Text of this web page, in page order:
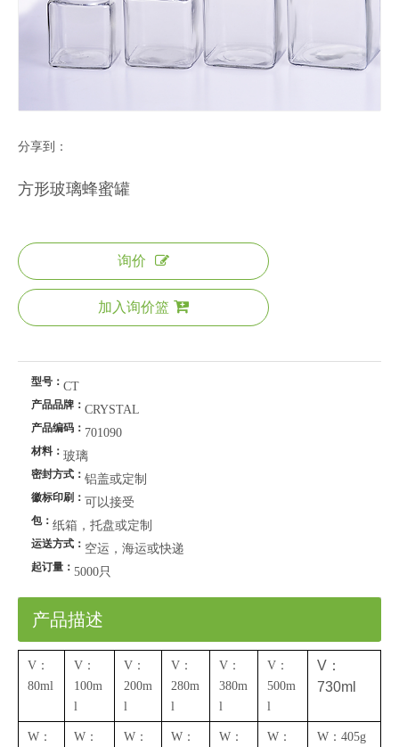
分享到：
方形玻璃蜂蜜罐
询价
加入询价篮
型号： CT
产品品牌： CRYSTAL
产品编码： 701090
材料： 玻璃
密封方式： 铝盖或定制
徽标印刷： 可以接受
包： 纸箱，托盘或定制
运送方式： 空运，海运或快递
起订量： 5000只
产品描述
V：
80ml
V：
100m
l
V：
200m
l
V：
280m
l
V：
380m
l
V：
500m
l
V：
730ml
W：
W：
W：
W：
W：
W：
W：405g